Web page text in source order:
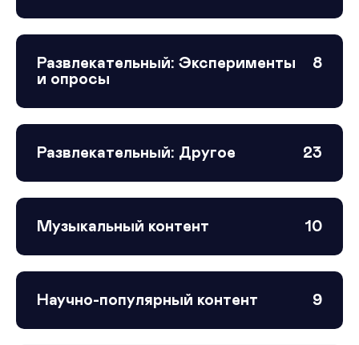
Развлекательный: Эксперименты
и опросы
8
Развлекательный: Другое 23
Музыкальный контент 10
Научно-популярный контент 9